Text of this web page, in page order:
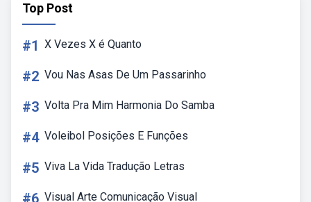
Top Post
#1 X Vezes X é Quanto
#2 Vou Nas Asas De Um Passarinho
#3 Volta Pra Mim Harmonia Do Samba
#4 Voleibol Posições E Funções
#5 Viva La Vida Tradução Letras
#6 Visual Arte Comunicação Visual